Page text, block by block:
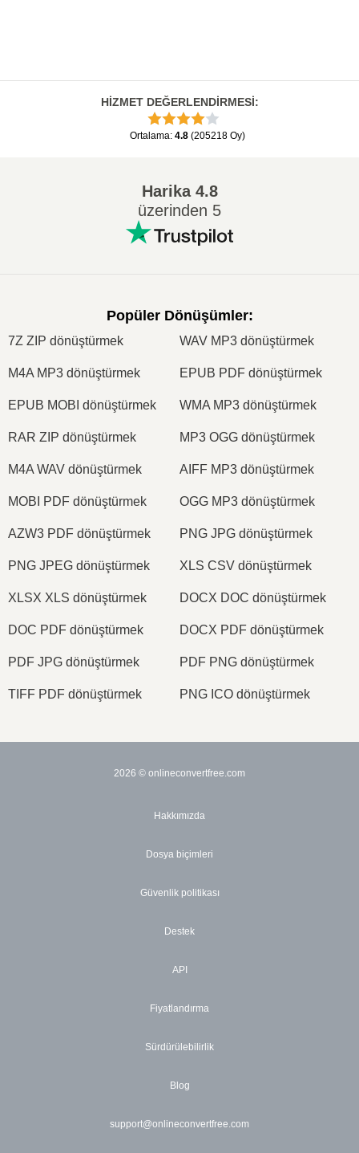
HİZMET DEĞERLENDİRMESİ:
Ortalama: 4.8 (205218 Oy)
Harika4.8
üzerinden 5
Popüler Dönüşümler:
7Z ZIP dönüştürmek WAV MP3 dönüştürmek
M4A MP3 dönüştürmek EPUB PDF dönüştürmek
EPUB MOBI dönüştürmek WMA MP3 dönüştürmek
RAR ZIP dönüştürmek MP3 OGG dönüştürmek
M4A WAV dönüştürmek AIFF MP3 dönüştürmek
MOBI PDF dönüştürmek OGG MP3 dönüştürmek
AZW3 PDF dönüştürmek PNG JPG dönüştürmek
PNG JPEG dönüştürmek XLS CSV dönüştürmek
XLSX XLS dönüştürmek DOCX DOC dönüştürmek
DOC PDF dönüştürmek DOCX PDF dönüştürmek
PDF JPG dönüştürmek PDF PNG dönüştürmek
TIFF PDF dönüştürmek PNG ICO dönüştürmek
2026 © onlineconvertfree.com
Hakkımızda
Dosya biçimleri
Güvenlik politikası
Destek
API
Fiyatlandırma
Sürdürülebilirlik
Blog
support@onlineconvertfree.com